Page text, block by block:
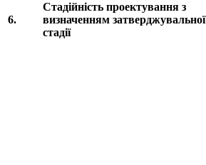
6.
Стадійність проектування з
визначенням затверджувальної
стадії